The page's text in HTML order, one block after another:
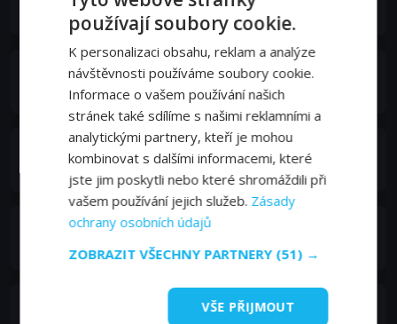
Soo-Jung
Shin Hae-Chul
Restaurant Worker
používají soubory cookie.
K personalizaci obsahu, reklam a analýze
návštěvnosti používáme soubory cookie.
Informace o vašem používání našich
stránek také sdílíme s našimi reklamními a
analytickými partnery, kteří je mohou
kombinovat s dalšími informacemi, které
jste jim poskytli nebo které shromáždili při
vašem používání jejich služeb. Zásady
ochrany osobních údajů
ZOBRAZIT VŠECHNY PARTNERY (51) →
VŠE PŘIJMOUT